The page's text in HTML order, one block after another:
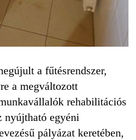
a fűtésrendszer,
a megváltozott
rehabilitációs
nyújtható egyéni
pályázat keretében,